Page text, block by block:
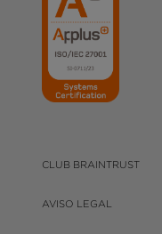
CLUB BRAINTRUST
AVISO LEGAL